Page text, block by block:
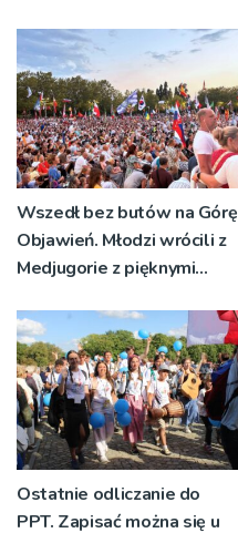
Wszedł bez butów na Górę
Objawień. Młodzi wrócili z
Medjugorie z pięknymi
Ostatnie odliczanie do
PPT. Zapisać można się u